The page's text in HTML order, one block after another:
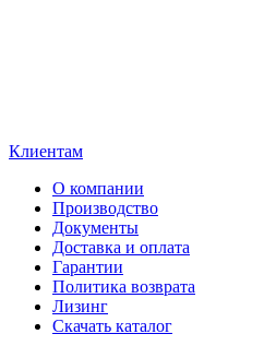
Клиентам
О компании
Производство
Документы
Доставка и оплата
Гарантии
Политика возврата
Лизинг
Скачать каталог